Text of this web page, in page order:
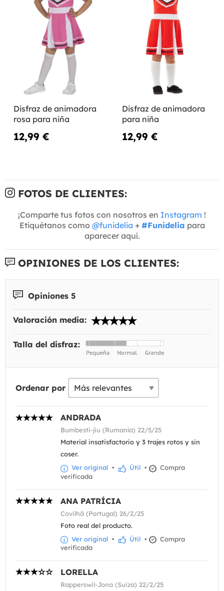
Disfraz de animadora
rosa para niña
12,99 €
Disfraz de animadora
para niña
12,99 €
FOTOS DE CLIENTES:
¡Comparte tus fotos con nosotros en Instagram !
Etiquétanos como @funidelia + #Funidelia para
aparecer aquí.
OPINIONES DE LOS CLIENTES:
Opiniones 5
Valoración media:
Talla del disfraz:
Ordenar por
ANDRADA
Bumbesti-jiu (Rumanía) 22/5/25
Material insatisfactorio y 3 trajes rotos y sin
coser.
Ver original • Útil •
Compra
verificada
ANA PATRÍCIA
Covilhã (Portugal) 26/2/25
Foto real del producto.
Ver original • Útil •
Compra
verificada
LORELLA
Rapperswil-Jona (Suiza) 22/2/25